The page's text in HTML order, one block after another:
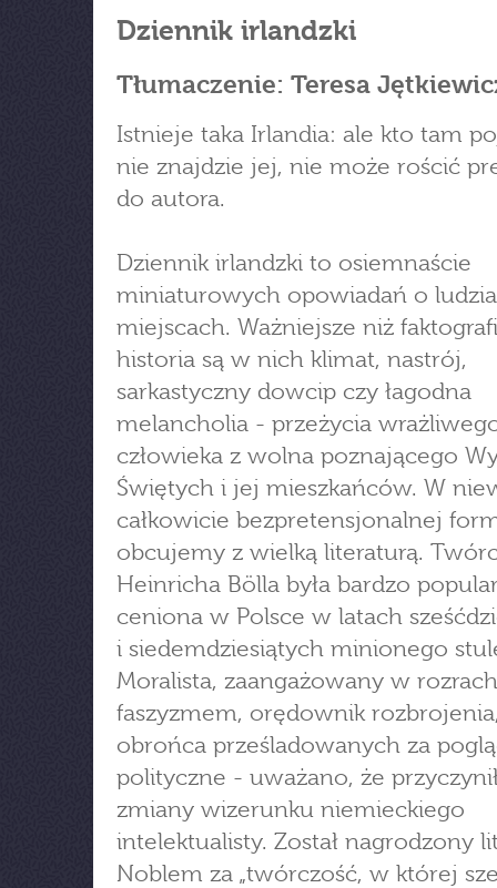
Dziennik irlandzki
Tłumaczenie: Teresa
Istnieje taka Irlandia: ale kto tam
nie znajdzie jej, nie może rościć
do autora.
Dziennik irlandzki to osiemnaście
miniaturowych opowiadań o
miejscach. Ważniejsze niż
historia są w nich klimat, nastrój,
sarkastyczny dowcip czy łagodna
melancholia - przeżycia
człowieka z wolna poznającego
Świętych i jej mieszkańców. W
całkowicie bezpretensjonalnej
obcujemy z wielką literaturą.
Heinricha Bölla była bardzo
ceniona w Polsce w latach
i siedemdziesiątych minionego
Moralista, zaangażowany w
faszyzmem, orędownik
obrońca prześladowanych za
polityczne - uważano, że
zmiany wizerunku niemieckiego
intelektualisty. Został nagrodzony
Noblem za „twórczość, w której